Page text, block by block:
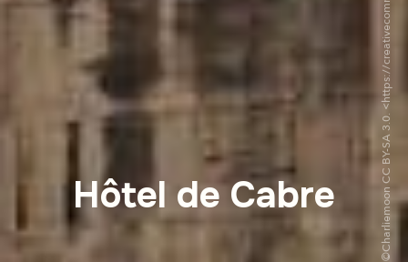
Hôtel de Cabre